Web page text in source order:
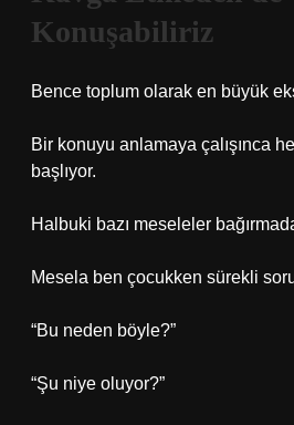
Konuşabiliriz
Bence toplum olarak en büyük
Bir konuyu anlamaya çalışınca
başlıyor.
Halbuki bazı meseleler
Mesela ben çocukken sürekli
“Bu neden böyle?”
“Şu niye oluyor?”